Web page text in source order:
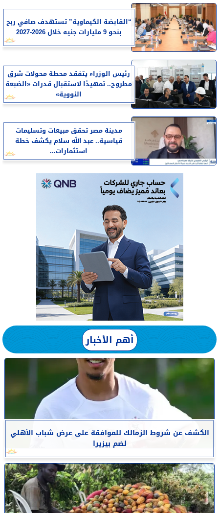
“القابضة الكيماوية” تستهدف صافي ربح
بنحو 9 مليارات جنيه خلال 2026-2027
رئيس الوزراء يتفقد محطة محولات شرق
مطروح.. تمهيدًا لاستقبال قدرات «الضبعة
النووية»
مدينة مصر تحقق مبيعات وتسليمات
قياسية.. عبد الله سلام يكشف خطة
استثمارات...
أهم الأخبار
الكشف عن شروط الزمالك للموافقة على عرض شباب الأهلي
لضم بيزيرا